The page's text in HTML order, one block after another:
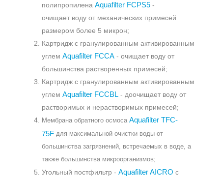
полипропилена Aquafilter FCPS5 -
очищает воду от механических примесей
размером более 5 микрон;
Картридж с гранулированным активированным
углем Aquafilter FCCA - очищает воду от
большинства растворенных примесей;
Картридж с гранулированным активированным
углем Aquafilter FCCBL - доочищает воду от
растворимых и нерастворимых примесей;
Мембрана обратного осмоса Aquafilter TFC-
75F для максимальной очистки воды от
большинства загрязнений, встречаемых в воде, а
также большинства микроорганизмов;
Угольный постфильтр - Aquafilter AICRO с